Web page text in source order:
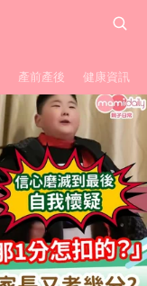
產前產後 健康資訊